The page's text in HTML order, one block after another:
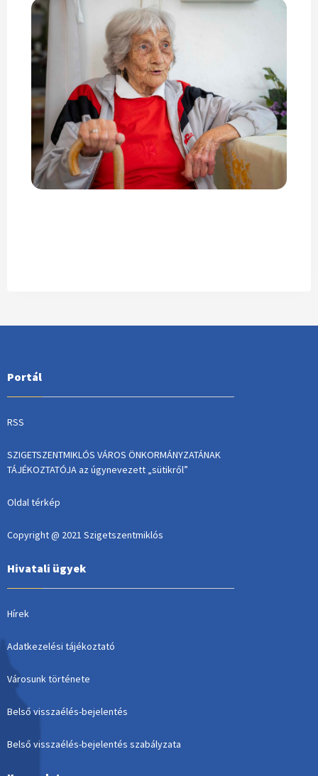
Portál
RSS
SZIGETSZENTMIKLÓS VÁROS ÖNKORMÁNYZATÁNAK
TÁJÉKOZTATÓJA az úgynevezett „sütikről”
Oldal térkép
Copyright @ 2021 Szigetszentmiklós
Hivatali ügyek
Hírek
Adatkezelési tájékoztató
Városunk története
Belső visszaélés-bejelentés
Belső visszaélés-bejelentés szabályzata